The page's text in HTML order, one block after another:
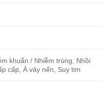
khuẩn / Nhiễm trùng, Nhồi
cấp, Á vảy nến, Suy tim